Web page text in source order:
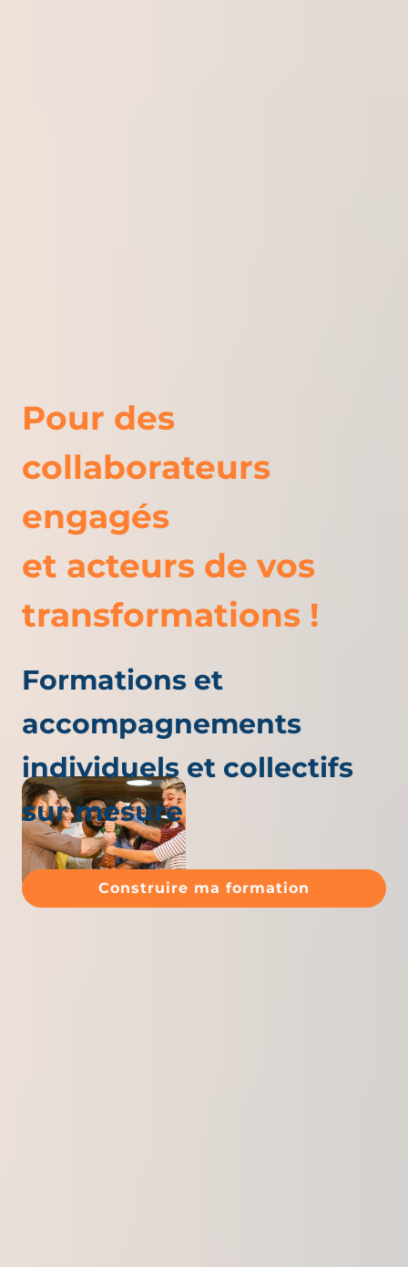
Pour des
collaborateurs
engagés
et acteurs de vos
transformations !
Formations et
accompagnements
individuels et collectifs
sur mesure
Construire ma formation